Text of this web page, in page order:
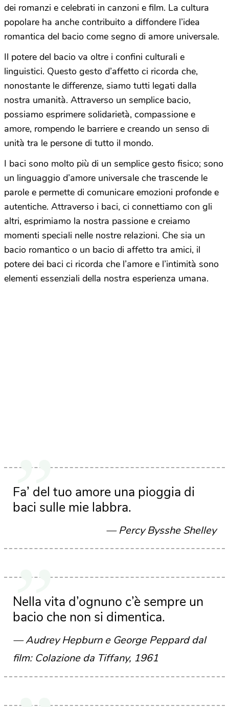
dei romanzi e celebrati in canzoni e film. La cultura
popolare ha anche contribuito a diffondere l’idea
romantica del bacio come segno di amore universale.
Il potere del bacio va oltre i confini culturali e
linguistici. Questo gesto d’affetto ci ricorda che,
nonostante le differenze, siamo tutti legati dalla
nostra umanità. Attraverso un semplice bacio,
possiamo esprimere solidarietà, compassione e
amore, rompendo le barriere e creando un senso di
unità tra le persone di tutto il mondo.
I baci sono molto più di un semplice gesto fisico; sono
un linguaggio d’amore universale che trascende le
parole e permette di comunicare emozioni profonde e
autentiche. Attraverso i baci, ci connettiamo con gli
altri, esprimiamo la nostra passione e creiamo
momenti speciali nelle nostre relazioni. Che sia un
bacio romantico o un bacio di affetto tra amici, il
potere dei baci ci ricorda che l’amore e l’intimità sono
elementi essenziali della nostra esperienza umana.
Fa’ del tuo amore una pioggia di
baci sulle mie labbra.
Percy Bysshe Shelley
Nella vita d’ognuno c’è sempre un
bacio che non si dimentica.
Audrey Hepburn e George Peppard dal
film: Colazione da Tiffany, 1961